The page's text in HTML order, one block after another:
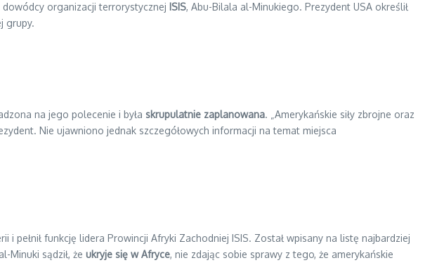
dowódcy organizacji terrorystycznej ISIS, Abu-Bilala al-Minukiego. Prezydent USA określił
grupy.
na jego polecenie i była skrupulatnie zaplanowana. „Amerykańskie siły zbrojne oraz
Nie ujawniono jednak szczegółowych informacji na temat miejsca
pełnił funkcję lidera Prowincji Afryki Zachodniej ISIS. Został wpisany na listę najbardziej
Minuki sądził, że ukryje się w Afryce, nie zdając sobie sprawy z tego, że amerykańskie